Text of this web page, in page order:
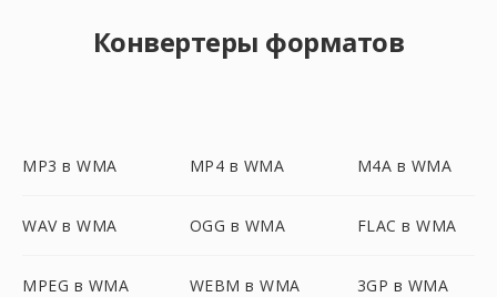
Конвертеры форматов
MP3 в WMA MP4 в WMA M4A в WMA
WAV в WMA OGG в WMA FLAC в WMA
MPEG в WMA WEBM в WMA 3GP в WMA